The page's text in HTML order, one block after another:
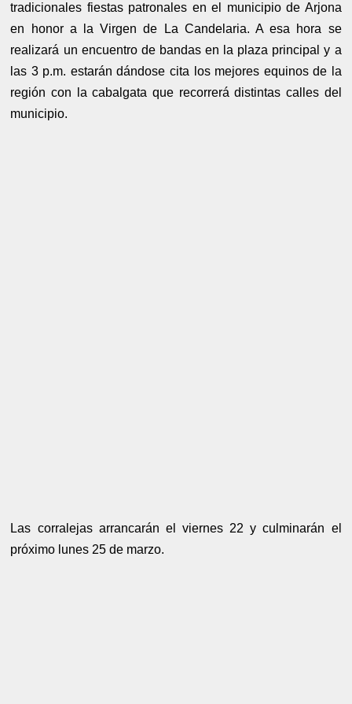
tradicionales fiestas patronales en el municipio de Arjona
en honor a la Virgen de La Candelaria. A esa hora se
realizará un encuentro de bandas en la plaza principal y a
las 3 p.m. estarán dándose cita los mejores equinos de la
región con la cabalgata que recorrerá distintas calles del
municipio.
Las corralejas arrancarán el viernes 22 y culminarán el
próximo lunes 25 de marzo.